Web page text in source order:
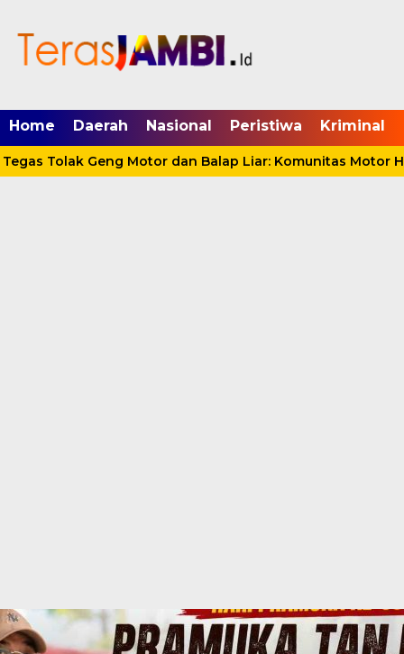
Home Daerah Nasional Peristiwa Kriminal
Tolak Geng Motor dan Balap Liar: Komunitas Motor